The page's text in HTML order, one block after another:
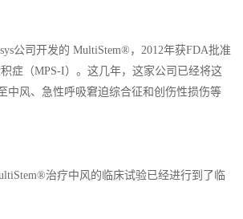
公司开发的 MultiStem®，2012年获FDA批准
症（MPS-I）。这几年，这家公司已经将这
中风、急性呼吸窘迫综合征和创伤性损伤等
治疗中风的临床试验已经进行到了临